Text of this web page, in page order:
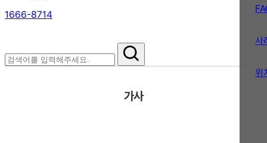
1666-8714
사
위
가사